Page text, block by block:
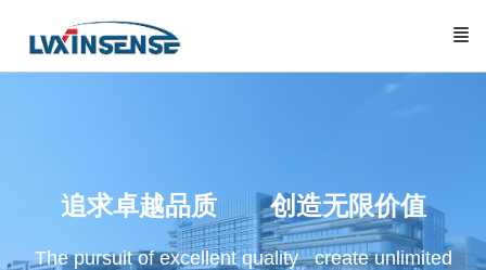
追求卓越品质 创造无限价值
The pursuit of excellent quality create unlimited